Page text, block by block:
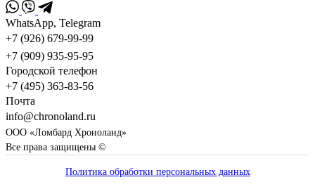
WhatsApp, Telegram
+7 (926) 679-99-99
+7 (909) 935-95-95
Городской телефон
+7 (495) 363-83-56
Почта
info@chronoland.ru
ООО «Ломбард Хроноланд»
Все права защищены ©
Политика обработки персональных данных